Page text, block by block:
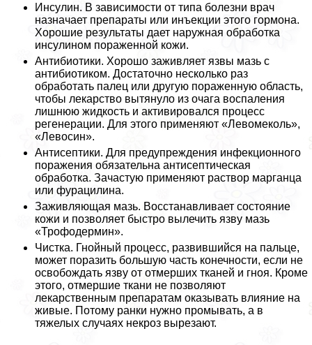
Инсулин. В зависимости от типа болезни врач
назначает препараты или инъекции этого гормона.
Хорошие результаты дает наружная обработка
инсулином пораженной кожи.
Антибиотики. Хорошо заживляет язвы мазь с
антибиотиком. Достаточно несколько раз
обработать палец или другую пораженную область,
чтобы лекарство вытянуло из очага воспаления
лишнюю жидкость и активировался процесс
регенерации. Для этого применяют «Левомеколь»,
«Левосин».
Антисептики. Для предупреждения инфекционного
поражения обязательна антисептическая
обработка. Зачастую применяют раствор марганца
или фурацилина.
Заживляющая мазь. Восстанавливает состояние
кожи и позволяет быстро вылечить язву мазь
«Трофодермин».
Чистка. Гнойный процесс, развившийся на пальце,
может поразить большую часть конечности, если не
освобождать язву от отмерших тканей и гноя. Кроме
этого, отмершие ткани не позволяют
лекарственным препаратам оказывать влияние на
живые. Потому ранки нужно промывать, а в
тяжелых случаях некроз вырезают.